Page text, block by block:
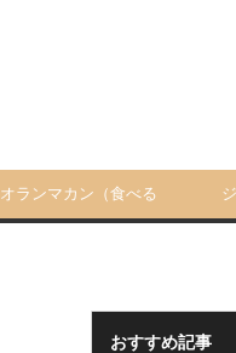
オランマカン（食べる
おすすめ記事